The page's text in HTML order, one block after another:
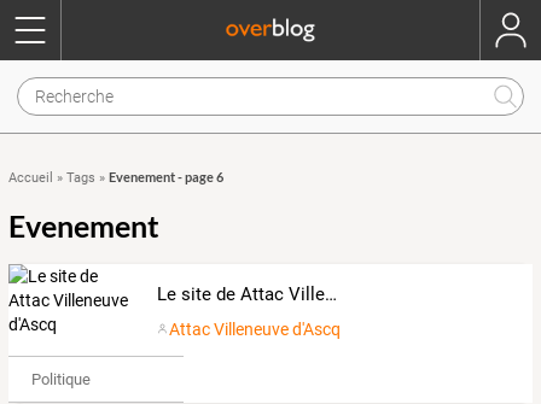
Accueil » Tags » Evenement - page 6
Evenement
Le site de Attac Villeneuve d'Ascq
Attac Villeneuve d'Ascq
Politique